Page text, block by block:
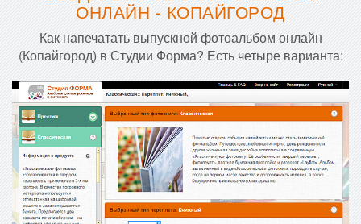
ОНЛАЙН - КОПАЙГОРОД
Как напечатать выпускной фотоальбом онлайн
(Копайгород) в Студии Форма? Есть четыре варианта: